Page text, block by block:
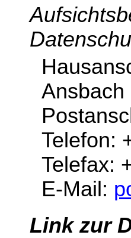
Ansbach
Telefon:
Telefax:
E-Mail:
Link zur